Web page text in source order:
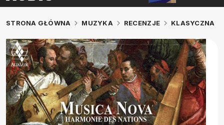
STRONA GŁÓWNA MUZYKA RECENZJE KLASYCZNA